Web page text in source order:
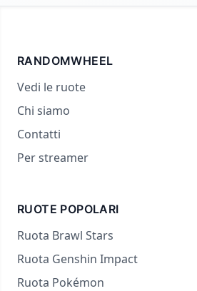
RANDOMWHEEL
Vedi le ruote
Chi siamo
Contatti
Per streamer
RUOTE POPOLARI
Ruota Brawl Stars
Ruota Genshin Impact
Ruota Pokémon